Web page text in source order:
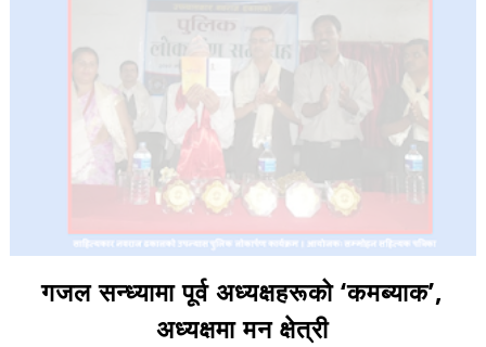
गजल सन्ध्यामा पूर्व अध्यक्षहरूको ‘कमब्याक’,
अध्यक्षमा मन क्षेत्री